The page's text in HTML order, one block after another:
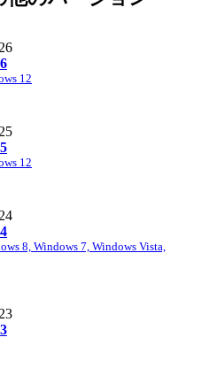
12
12
8, Windows 7, Windows Vista,